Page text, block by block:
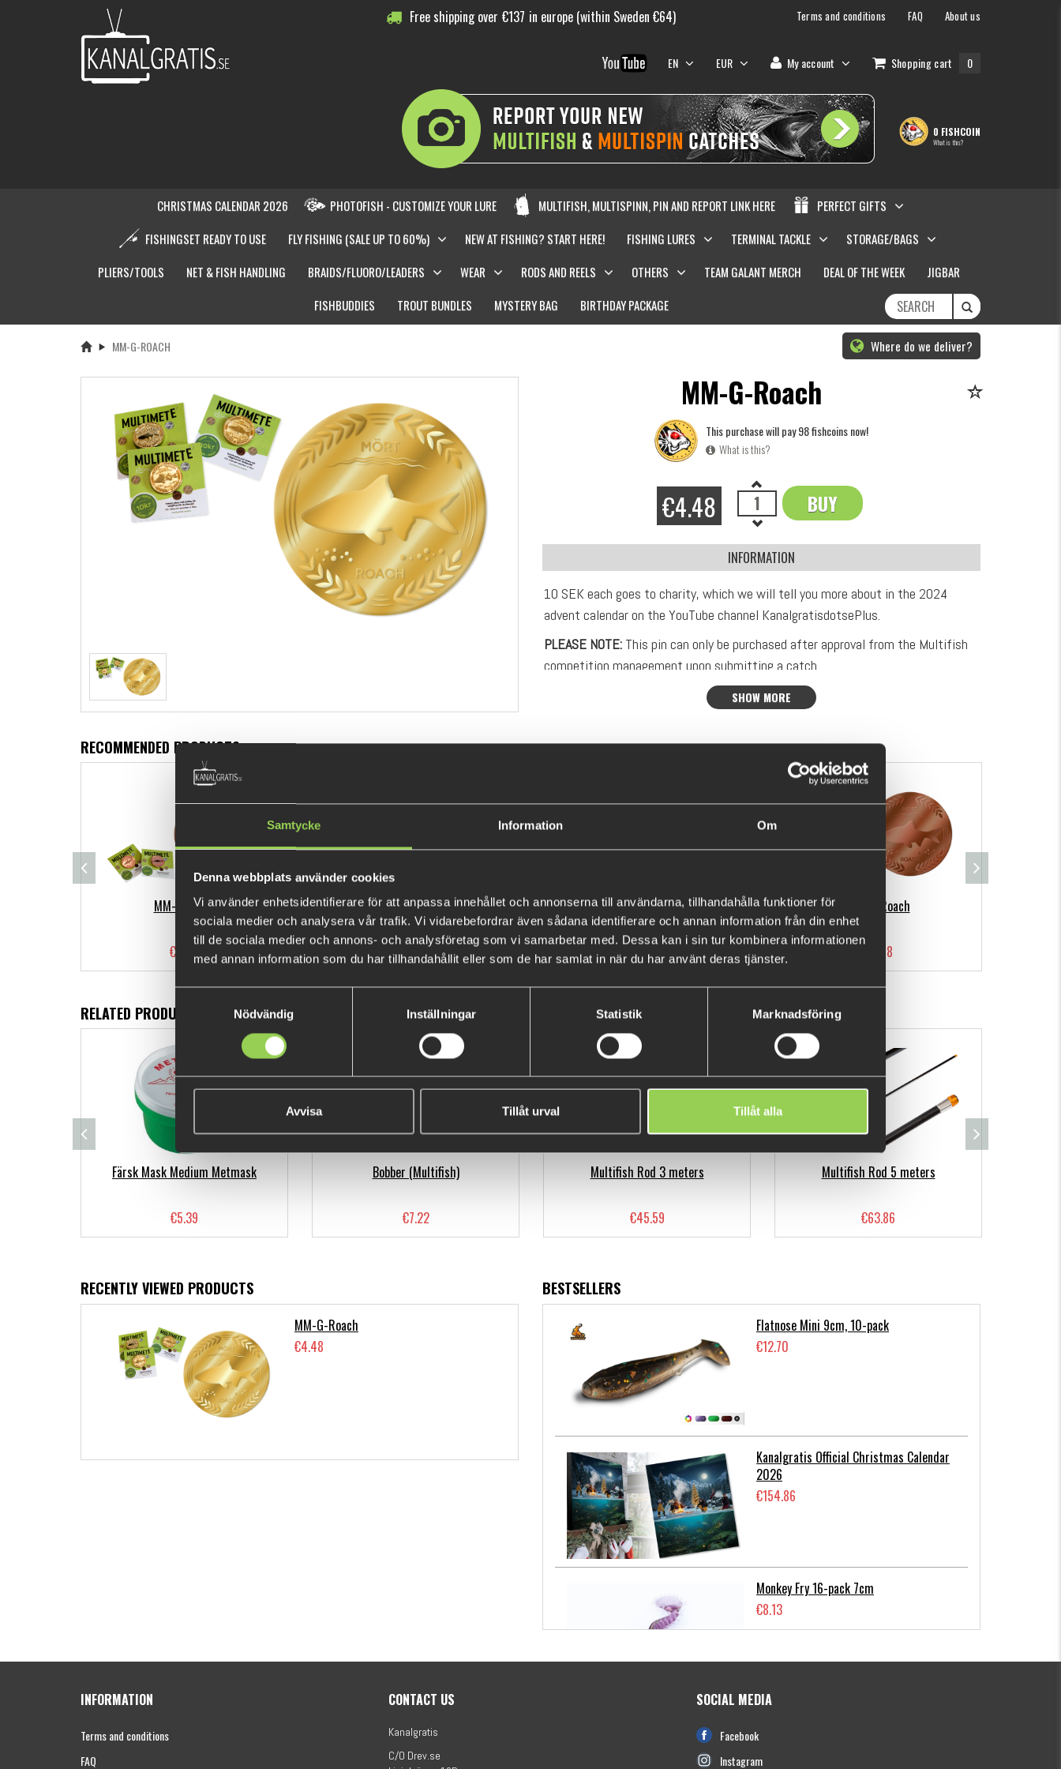
Samtycke Information Om
Denna webbplats använder cookies
Vi använder enhetsidentifierare för att anpassa innehållet och annonserna till användarna, tillhandahålla funktioner för
sociala medier och analysera vår trafik. Vi vidarebefordrar även sådana identifierare och annan information från din enhet
till de sociala medier och annons- och analysföretag som vi samarbetar med. Dessa kan i sin tur kombinera informationen
med annan information som du har tillhandahållit eller som de har samlat in när du har använt deras tjänster.
Nödvändig
Inställningar Statistik Marknadsföring
Avvisa Tillåt urval Tillåt alla
Free shipping over €137 in europe (within Sweden €64) Terms and conditions FAQ About us
EN EUR My account Shopping cart 0
0 FISHCOIN
What is this?
CHRISTMAS CALENDAR 2026 PHOTOFISH - CUSTOMIZE YOUR LURE MULTIFISH, MULTISPINN, PIN AND REPORT LINK HERE
PERFECT GIFTS
FISHINGSET READY TO USE
FLY FISHING (SALE UP TO 60%) NEW AT FISHING? START HERE! FISHING LURES TERMINAL TACKLE
STORAGE/BAGS
PLIERS/TOOLS
NET & FISH HANDLING BRAIDS/FLUORO/LEADERS WEAR RODS AND REELS OTHERS TEAM GALANT MERCH DEAL OF THE WEEK
JIGBAR
FISHBUDDIES
TROUT BUNDLES MYSTERY BAG BIRTHDAY PACKAGE
MM-G-ROACH Where do we deliver?
MM-G-Roach
This purchase will pay 98 fishcoins now!
What is this?
€4.48 BUY
OK
INFORMATION
10 SEK each goes to charity, which we will tell you more about in the 2024
advent calendar on the YouTube channel KanalgratisdotsePlus.
PLEASE NOTE: This pin can only be purchased after approval from the Multifish
competition management upon submitting a catch.
Exclusive Multifish pin in metal, approximately 2.6mm in diameter, with a pin on
SHOW MORE
RECOMMENDED PRODUCTS
MM-B-Perch
€4.48
MM-S-Roach
€4.48
MM-B-Rudd
€4.48
MM-B-Roach
€4.48
RELATED PRODUCTS
Färsk Mask Medium Metmask
FEW LEFT
€5.39
Bobber (Multifish)
€7.22
Multifish Rod 3 meters
€45.59
Multifish Rod 5 meters
€63.86
RECENTLY VIEWED PRODUCTS
MM-G-Roach
€4.48
BESTSELLERS
Flatnose Mini 9cm, 10-pack
€12.70
Kanalgratis Official Christmas Calendar
2026
€154.86
Monkey Fry 16-pack 7cm
€8.13
pack
€12.70
INFORMATION
Terms and conditions
FAQ
CONTACT US
Kanalgratis
C/O Drev.se
SOCIAL MEDIA
Facebook
Instagram